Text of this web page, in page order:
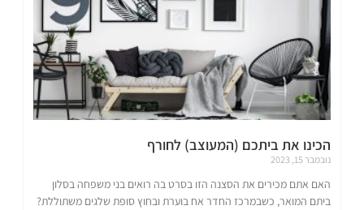
הכינו את ביתכם (המעוצב) לחורף
נובמבר 15, 2023
האם אתם מכירים את הסצנה הזו בסרט בה רואים בני משפחה בסלון
ביתם המואר, כשבמרכז החדר אח בוערת ובחוץ סופת שלגים משתוללת?